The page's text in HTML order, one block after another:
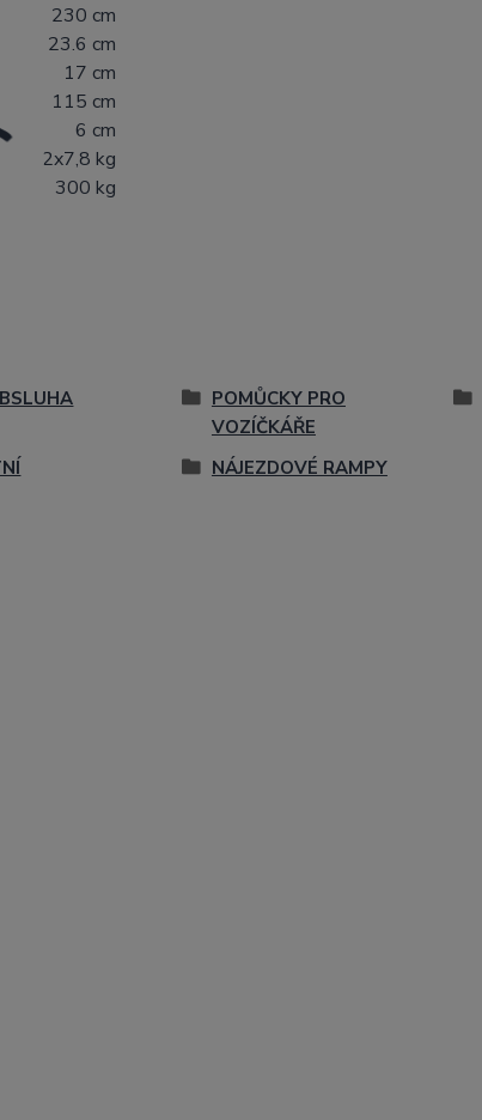
230 cm
23.6 cm
17 cm
115 cm
6 cm
2x7,8 kg
300 kg
POMŮCKY PRO
VOZÍČKÁŘE
NÁJEZDOVÉ RAMPY